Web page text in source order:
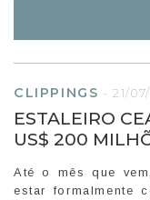
CLIPPINGS - 21/
ESTALEIRO
US$ 200
Até o mês que
estar formalmente